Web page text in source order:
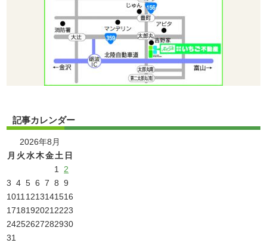
記事カレンダー
2026年8月
月 火 水木金土 日
1
2
3 4 5 6 7 8 9
1011 1213141516
1718192021 2223
24252627282930
31